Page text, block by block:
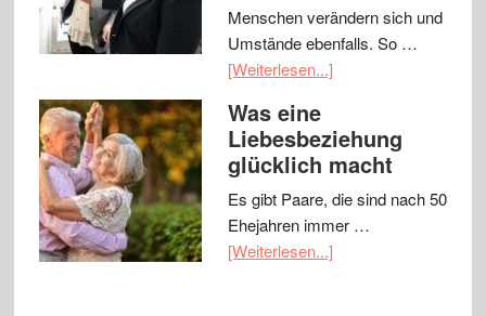
Menschen verändern sich und
Umstände ebenfalls. So …
[Weiterlesen...]
Was eine
Liebesbeziehung
glücklich macht
Es gibt Paare, die sind nach 50
Ehejahren immer …
[Weiterlesen...]